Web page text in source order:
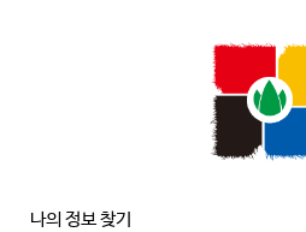
나의 정보 찾기